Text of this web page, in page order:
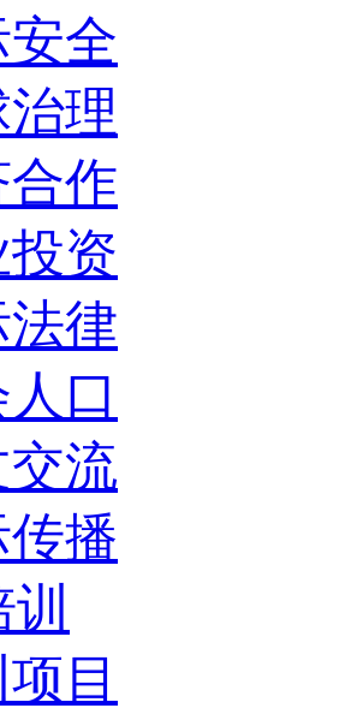
安全
理
作
投资
法律
口
交流
传播
目